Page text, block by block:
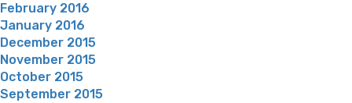
February 2016
January 2016
December 2015
November 2015
October 2015
September 2015